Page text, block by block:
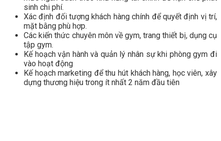
sinh chi phí.
Xác định đối tượng khách hàng chính để quyết định vị trí,
mặt bằng phù hợp.
Các kiến thức chuyên môn về gym, trang thiết bị, dụng cụ
tập gym.
Kế hoạch vận hành và quản lý nhân sự khi phòng gym đi
vào hoạt động
Kế hoạch marketing để thu hút khách hàng, học viên, xây
dựng thương hiệu trong ít nhất 2 năm đầu tiên